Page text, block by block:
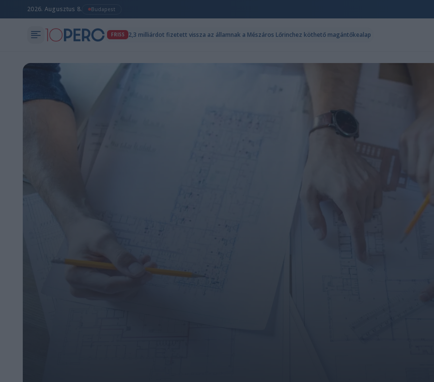
2026. Augusztus 8. Budapest
FRISS 2,3 milliárdot fizetett vissza az államnak a Mészáros Lőrinchez köthető magántőkealap